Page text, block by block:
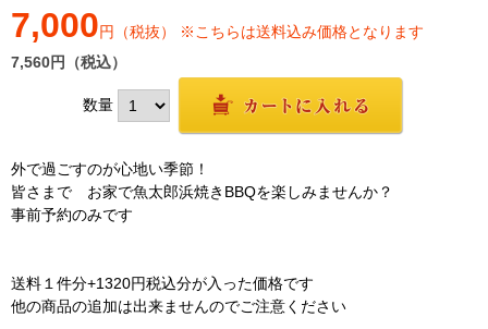
7,000円（税抜） ※こちらは送料込み価格となります
7,560円（税込）
数量
外で過ごすのが心地い季節！
皆さまで お家で魚太郎浜焼きBBQを楽しみませんか？
事前予約のみです
送料１件分+1320円税込分が入った価格です
他の商品の追加は出来ませんのでご注意ください